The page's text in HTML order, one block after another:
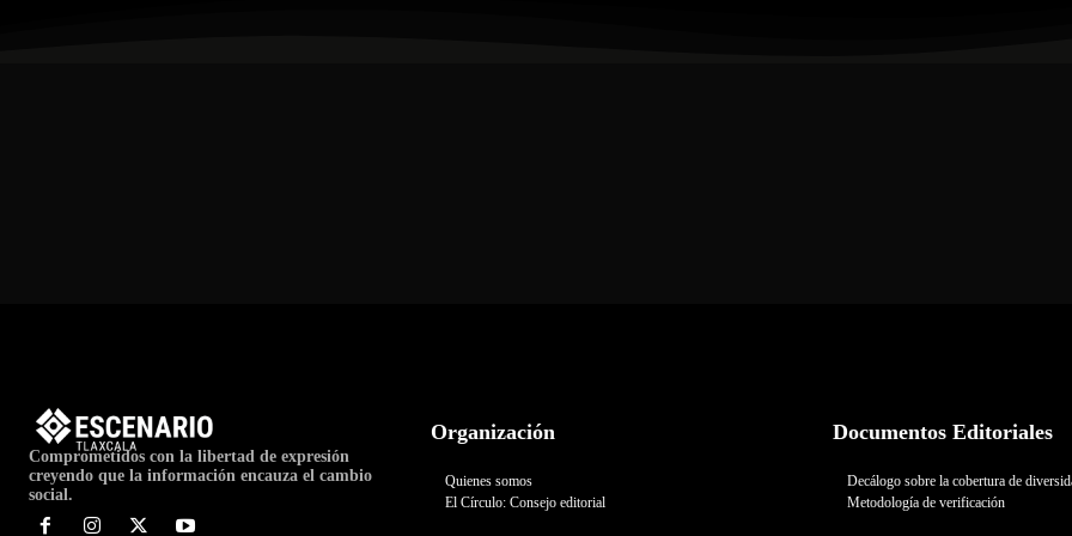
Comprometidos con la libertad de expresión
creyendo que la información encauza el cambio
social.
Organización
Quienes somos
El Círculo: Consejo editorial
Documentos Editoriales
Decálogo sobre la cobertura de
Metodología de verificación